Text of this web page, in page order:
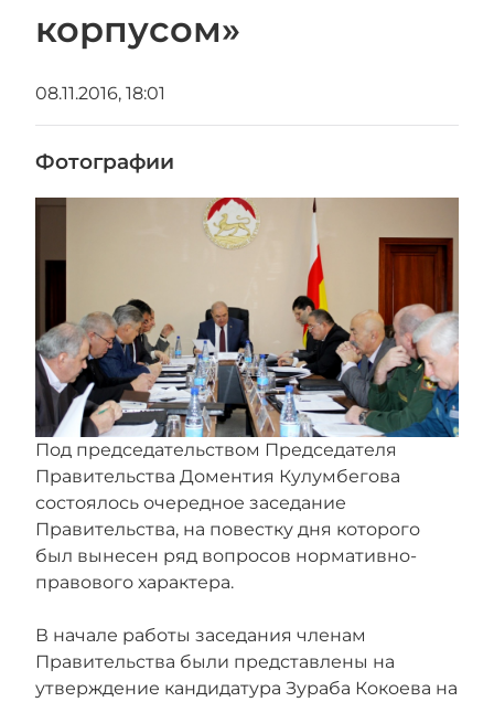
корпусом»
08.11.2016, 18:01
Фотографии
Под председательством Председателя
Правительства Доментия Кулумбегова
состоялось очередное заседание
Правительства, на повестку дня которого
был вынесен ряд вопросов нормативно-
правового характера.
В начале работы заседания членам
Правительства были представлены на
утверждение кандидатура Зураба Кокоева на